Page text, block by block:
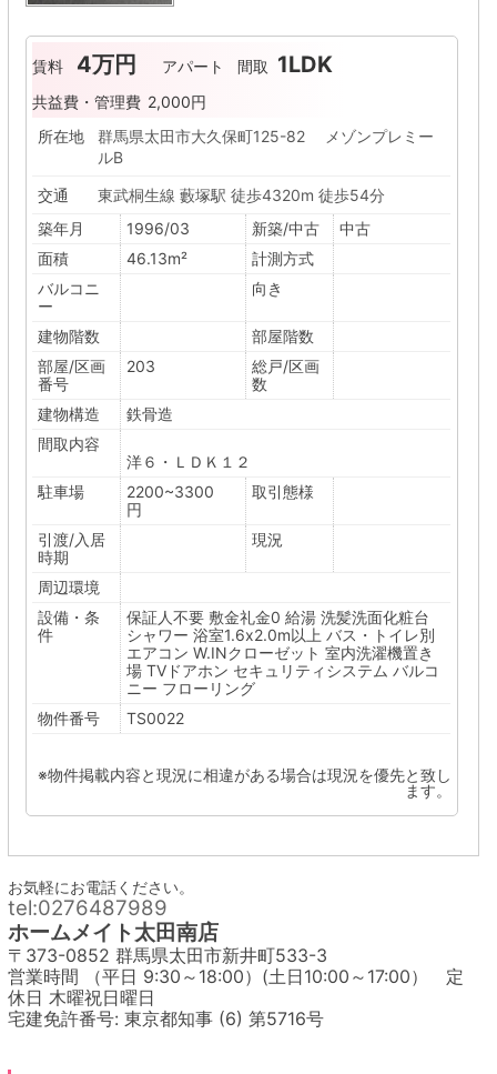
賃料 4万円 アパート 間取 1LDK
共益費・管理費 2,000円
所在地
群馬県太田市大久保町125-82 メゾンプレミー
ルB
交通
東武桐生線 藪塚駅 徒歩4320m 徒歩54分
築年月
1996/03 新築/中古
中古
面積
46.13m²
計測方式
バルコニ
ー
向き
建物階数
部屋階数
部屋/区画
番号
203
総戸/区画
数
建物構造
鉄骨造
間取内容
洋６・ＬＤＫ１２
駐車場
2200~3300
円
取引態様
引渡/入居
時期
現況
周辺環境
設備・条
件
保証人不要 敷金礼金0 給湯 洗髪洗面化粧台
シャワー 浴室1.6x2.0m以上 バス・トイレ別
エアコン W.INクローゼット 室内洗濯機置き
場 TVドアホン セキュリティシステム バルコ
ニー フローリング
物件番号
TS0022
※物件掲載内容と現況に相違がある場合は現況を優先と致し
ます。
お気軽にお電話ください。
tel:0276487989
ホームメイト太田南店
〒373-0852 群馬県太田市新井町533-3
営業時間 （平日 9:30～18:00）(土日10:00～17:00） 定
休日 木曜祝日曜日
宅建免許番号: 東京都知事 (6) 第5716号